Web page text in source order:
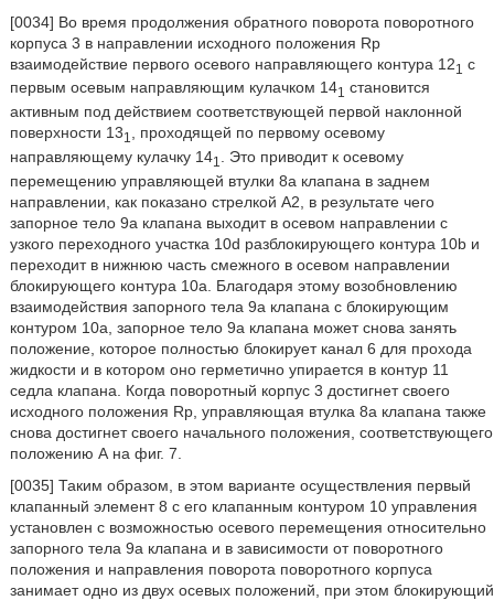
[0034] Во время продолжения обратного поворота поворотного
корпуса 3 в направлении исходного положения Rp
взаимодействие первого осевого направляющего контура 121 с
первым осевым направляющим кулачком 141
становится
активным под действием соответствующей первой наклонной
поверхности 131
, проходящей по первому осевому
направляющему кулачку 141
. Это приводит к осевому
перемещению управляющей втулки 8а клапана в заднем
направлении, как показано стрелкой А2, в результате чего
запорное тело 9а клапана выходит в осевом направлении с
узкого переходного участка 10d разблокирующего контура 10b и
переходит в нижнюю часть смежного в осевом направлении
блокирующего контура 10а. Благодаря этому возобновлению
взаимодействия запорного тела 9а клапана с блокирующим
контуром 10а, запорное тело 9а клапана может снова занять
положение, которое полностью блокирует канал 6 для прохода
жидкости и в котором оно герметично упирается в контур 11
седла клапана. Когда поворотный корпус 3 достигнет своего
исходного положения Rp, управляющая втулка 8а клапана также
снова достигнет своего начального положения, соответствующего
положению А на фиг. 7.
[0035] Таким образом, в этом варианте осуществления первый
клапанный элемент 8 с его клапанным контуром 10 управления
установлен с возможностью осевого перемещения относительно
запорного тела 9а клапана и в зависимости от поворотного
положения и направления поворота поворотного корпуса
занимает одно из двух осевых положений, при этом блокирующий